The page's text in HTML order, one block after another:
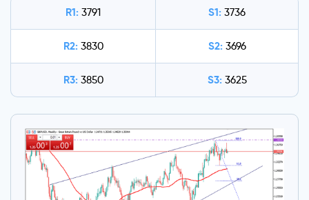
R1: 3791 S1: 3736
R2: 3830 S2: 3696
R3: 3850 S3: 3625